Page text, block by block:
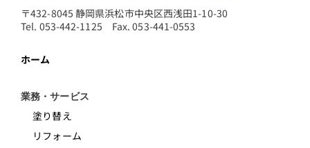
〒432-8045 静岡県浜松市中央区西浅田1-10-30
Tel. 053-442-1125 Fax. 053-441-0553
ホーム
業務・サービス
塗り替え
リフォーム